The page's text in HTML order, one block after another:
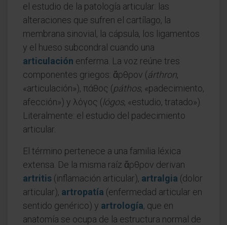
el estudio de la patología articular: las
alteraciones que sufren el cartílago, la
membrana sinovial, la cápsula, los ligamentos
y el hueso subcondral cuando una
articulación enferma. La voz reúne tres
componentes griegos: ἄρθρον (árthron,
«articulación»), πάθος (páthos, «padecimiento,
afección») y λόγος (lógos, «estudio, tratado»).
Literalmente: el estudio del padecimiento
articular.
El término pertenece a una familia léxica
extensa. De la misma raíz ἄρθρον derivan
artritis (inflamación articular), artralgia (dolor
articular), artropatía (enfermedad articular en
sentido genérico) y artrología, que en
anatomía se ocupa de la estructura normal de